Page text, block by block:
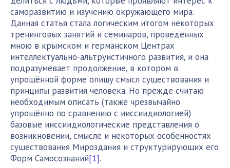
саморазвитию и изучению окружающего мира.
Данная статья стала логическим итогом некоторых
тренинговых занятий и семинаров, проведенных
мною в крымском и германском Центрах
интеллектуально-альтруистичного развития, и она
подразумевает продолжение, в котором в
упрощённой форме опишу смысл существования и
принципы развития человека. Но прежде считаю
необходимым описать (также чрезвычайно
упрощённо по сравнению с ииссиидиологией)
базовые ииссиидиологические представления о
возникновении, смысле и некоторых особенностях
существования Мироздания и структурирующих его
Форм Самосознаний[1].